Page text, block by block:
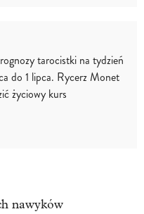
tarocistki na tydzień
do 1 lipca. Rycerz Monet
życiowy kurs
nawyków